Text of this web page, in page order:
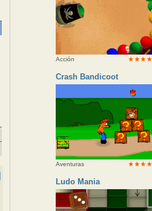
Acción
Crash Bandicoot
Aventuras
Ludo Mania